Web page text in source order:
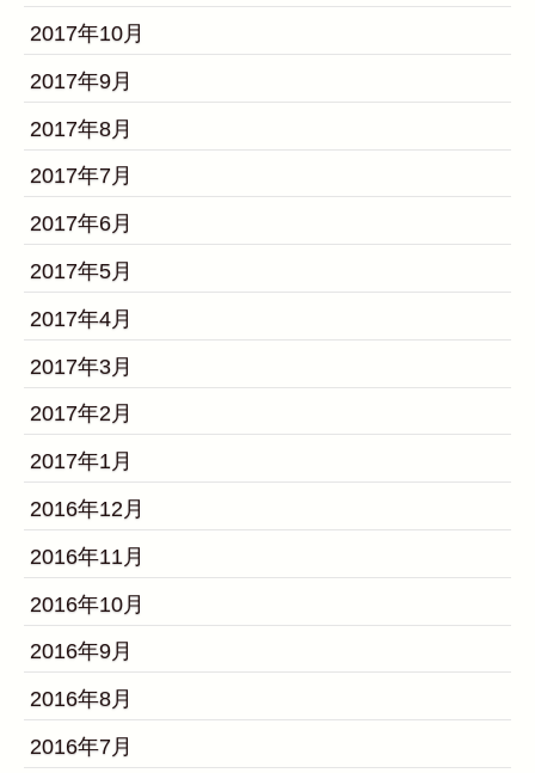
2017年10月
2017年9月
2017年8月
2017年7月
2017年6月
2017年5月
2017年4月
2017年3月
2017年2月
2017年1月
2016年12月
2016年11月
2016年10月
2016年9月
2016年8月
2016年7月